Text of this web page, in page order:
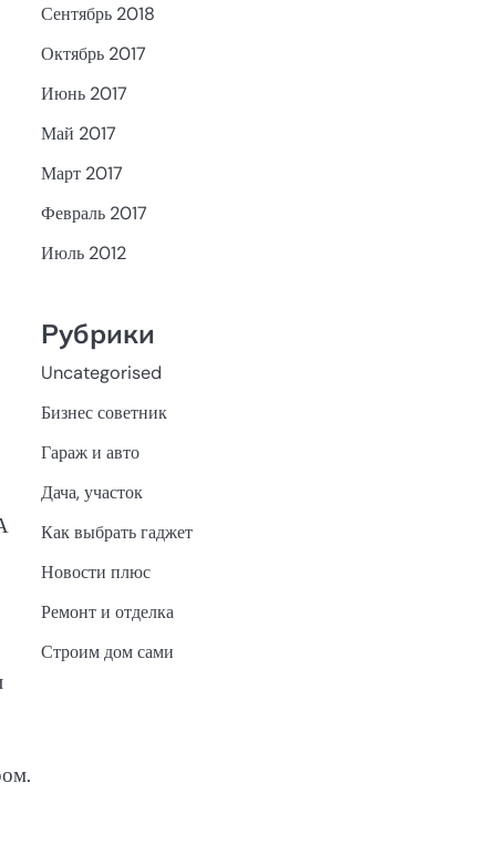
Сентябрь 2018
Октябрь 2017
Июнь 2017
Май 2017
Март 2017
Февраль 2017
Июль 2012
Рубрики
Uncategorised
Бизнес советник
Гараж и авто
Дача, участок
Как выбрать гаджет
Новости плюс
Ремонт и отделка
Строим дом сами